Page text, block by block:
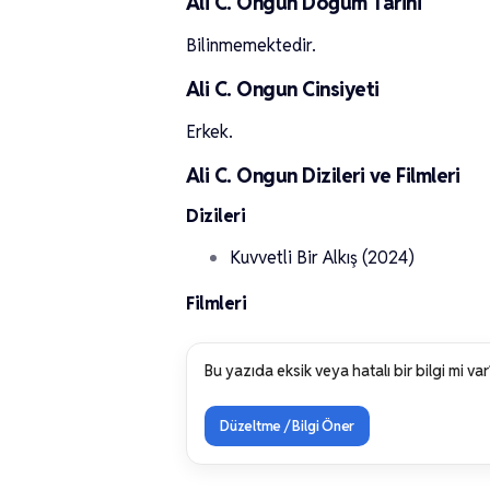
Bilinmemektedir.
Ali C. Ongun Cinsiyeti
Erkek.
Ali C. Ongun Dizileri ve Filmleri
Dizileri
Kuvvetli Bir Alkış (2024)
Filmleri
Bu yazıda eksik veya hatalı bir bilgi mi
Düzeltme / Bilgi Öner